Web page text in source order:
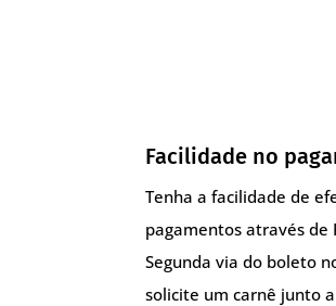
Facilidade no
Tenha a facilidade de
pagamentos através de
Segunda via do boleto
solicite um carnê junto